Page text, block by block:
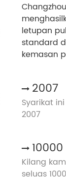
letupan
standard
kemasan
2007
Syarikat
2007
10000
Kilang
seluas